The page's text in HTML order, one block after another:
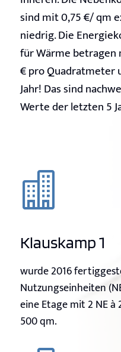
sind mit 0,75 €/ qm
niedrig. Die
für Wärme betragen
€ pro Quadratmeter
Jahr! Das sind
Werte der letzten 5

Klauskamp 1
wurde 2016
Nutzungseinheiten
eine Etage mit 2 NE
500 qm.